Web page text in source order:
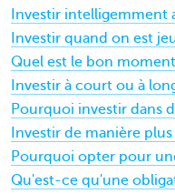
Investir intelligemment
Investir quand on est
Quel est le bon
Investir à court ou à
Pourquoi investir dans
Investir de manière
Pourquoi opter pour
Qu'est-ce qu'une